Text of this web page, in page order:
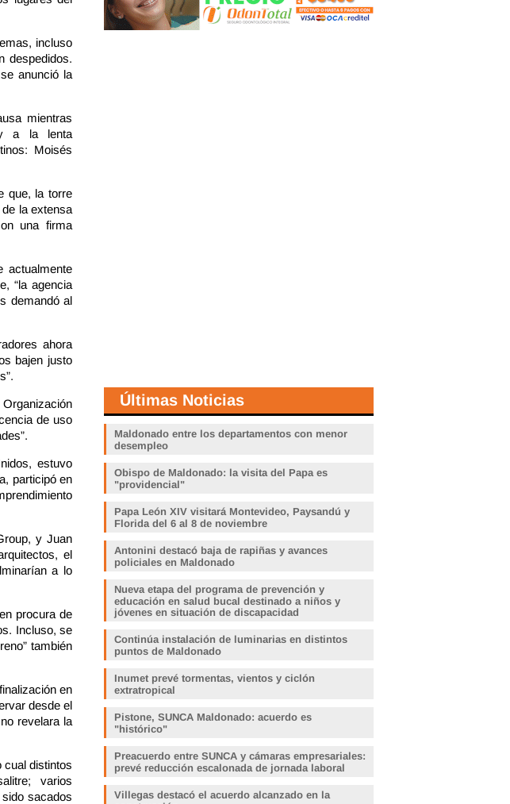
incluso
despedidos.
anunció la
mientras
y a la lenta
Moisés
que, la torre
la extensa
una firma
actualmente
“la agencia
demandó al
ahora
bajen justo
de uso
estuvo
participó en
y Juan
el
a lo
procura de
Incluso, se
también
en
desde el
revelara la
cual distintos
varios
sacados
Últimas Noticias
Maldonado entre los departamentos con menor
desempleo
Obispo de Maldonado: la visita del Papa es
"providencial"
Papa León XIV visitará Montevideo, Paysandú y
Florida del 6 al 8 de noviembre
Antonini destacó baja de rapiñas y avances
policiales en Maldonado
Nueva etapa del programa de prevención y
educación en salud bucal destinado a niños y
jóvenes en situación de discapacidad
Continúa instalación de luminarias en distintos
puntos de Maldonado
Inumet prevé tormentas, vientos y ciclón
extratropical
Pistone, SUNCA Maldonado: acuerdo es
"histórico"
Preacuerdo entre SUNCA y cámaras empresariales:
prevé reducción escalonada de jornada laboral
Villegas destacó el acuerdo alcanzado en la